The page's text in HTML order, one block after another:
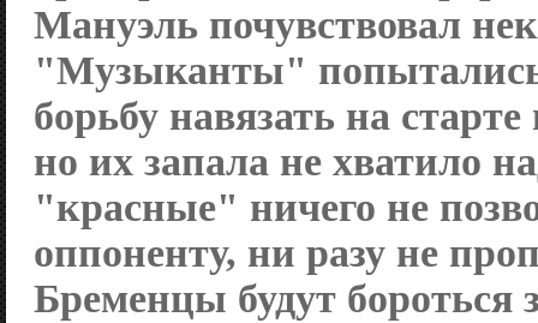
Мануэль почувствовал
"Музыканты"
борьбу навязать на
но их запала не хватило
"красные" ничего не
оппоненту, ни разу не
Бременцы будут бороться